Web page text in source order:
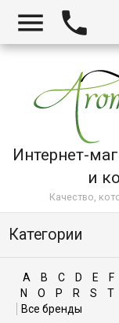
Интернет-
и
Качество,
Категории
A B C D E F
N
O P R S T